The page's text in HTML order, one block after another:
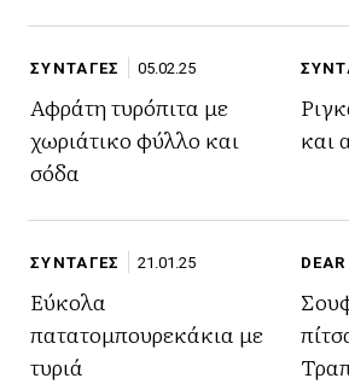
ΣΥΝΤΑΓΕΣ 05.02.25
Αφράτη τυρόπιτα με
χωριάτικο φύλλο και
σόδα
και
ΣΥΝΤΑΓΕΣ 21.01.25
Εύκολα
πατατομπουρεκάκια με
τυριά